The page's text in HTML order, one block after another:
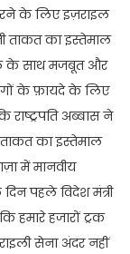
के लिए इज़राइल
ताकत का इस्तेमाल
के साथ मजबूत और
के फ़ायदे के लिए
अब्बास ने
का इस्तेमाल
में मानवीय
पहले विदेश मंत्री
हमारे हजारों ट्रक
सेना अंदर नहीं